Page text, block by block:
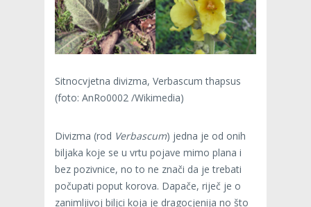
Sitnocvjetna divizma, Verbascum thapsus
(foto: AnRo0002 /Wikimedia)
Divizma (rod Verbascum) jedna je od onih
biljaka koje se u vrtu pojave mimo plana i
bez pozivnice, no to ne znači da je trebati
počupati poput korova. Dapače, riječ je o
zanimljivoj biljci koja je dragocjenija no što